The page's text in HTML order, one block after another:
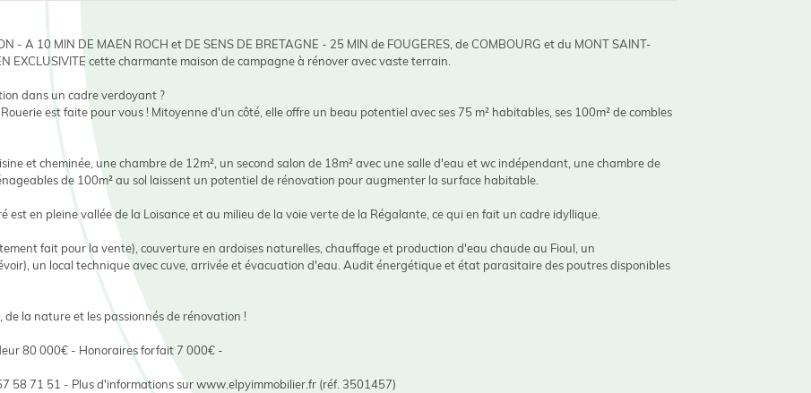
- A 10 MIN DE MAEN ROCH et DE SENS DE BRETAGNE - 25 MIN de FOUGERES, de COMBOURG et du MONT SAINT-
EXCLUSIVITE cette charmante maison de campagne à rénover avec vaste terrain.
dans un cadre verdoyant ?
est faite pour vous ! Mitoyenne d'un côté, elle offre un beau potentiel avec ses 75 m² habitables, ses 100m² de combles
et cheminée, une chambre de 12m², un second salon de 18m² avec une salle d'eau et wc indépendant, une chambre de
de 100m² au sol laissent un potentiel de rénovation pour augmenter la surface habitable.
en pleine vallée de la Loisance et au milieu de la voie verte de la Régalante, ce qui en fait un cadre idyllique.
fait pour la vente), couverture en ardoises naturelles, chauffage et production d'eau chaude au Fioul, un
un local technique avec cuve, arrivée et évacuation d'eau. Audit énergétique et état parasitaire des poutres disponibles
la nature et les passionnés de rénovation !
80 000€ - Honoraires forfait 7 000€ -
58 71 51 - Plus d'informations sur www.elpyimmobilier.fr (réf. 3501457)